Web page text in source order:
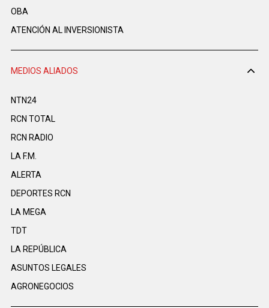
OBA
ATENCIÓN AL INVERSIONISTA
MEDIOS ALIADOS
NTN24
RCN TOTAL
RCN RADIO
LA F.M.
ALERTA
DEPORTES RCN
LA MEGA
TDT
LA REPÚBLICA
ASUNTOS LEGALES
AGRONEGOCIOS